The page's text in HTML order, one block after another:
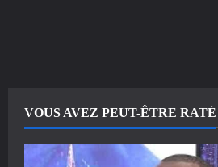
VOUS AVEZ PEUT-ÊTRE RATÉ